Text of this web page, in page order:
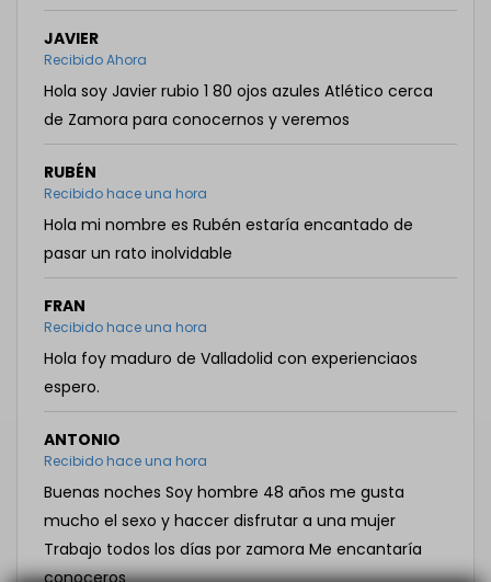
JAVIER
Recibido Ahora
Hola soy Javier rubio 1 80 ojos azules Atlético cerca
de Zamora para conocernos y veremos
RUBÉN
Recibido hace una hora
Hola mi nombre es Rubén estaría encantado de
pasar un rato inolvidable
FRAN
Recibido hace una hora
Hola foy maduro de Valladolid con experienciaos
espero.
ANTONIO
Recibido hace una hora
Buenas noches Soy hombre 48 años me gusta
mucho el sexo y haccer disfrutar a una mujer
Trabajo todos los días por zamora Me encantaría